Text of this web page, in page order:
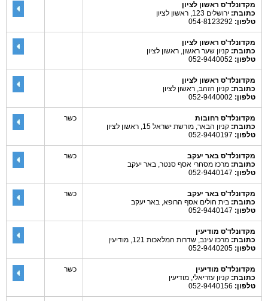
מקדונלד'ס ראשון לציון
כתובת: ירושלים 123, ראשון לציון
טלפון:
מקדונלד'ס ראשון לציון
כתובת: קניון שער ראשון, ראשון לציון
טלפון:
מקדונלד'ס ראשון לציון
כתובת: קניון הזהב, ראשון לציון
טלפון:
מקדונלד'ס רחובות
כתובת: קניון הבאר, מורשת ישראל 15, ראשון לציון
טלפון:
כשר
מקדונלד'ס באר יעקב
כתובת: מרכז מסחרי אסף סנטר, באר יעקב
טלפון:
כשר
מקדונלד'ס באר יעקב
כתובת: בית חולים אסף הרופא, באר יעקב
טלפון:
כשר
מקדונלד'ס מודיעין
כתובת: מרכז עינב, שדרות המלאכות 121, מודיעין
טלפון:
מקדונלד'ס מודיעין
כתובת: קניון עזריאלי, מודיעין
טלפון:
כשר